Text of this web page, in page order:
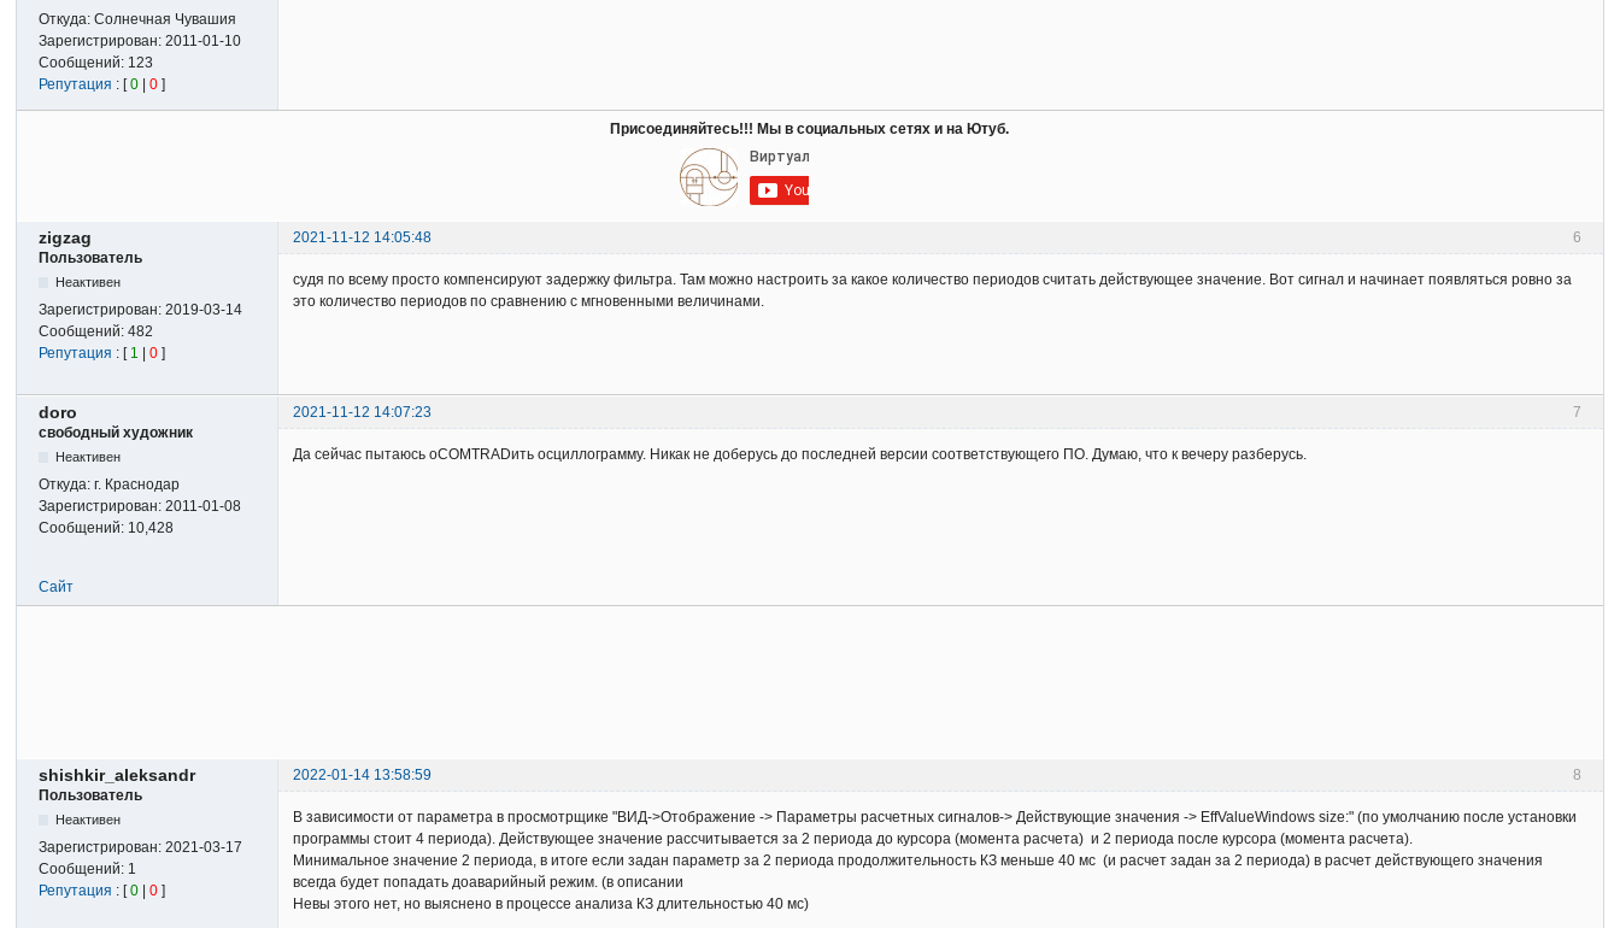
Откуда:Солнечная Чувашия
Зарегистрирован:2011-01-10
Сообщений: 123
Репутация : [0 |0 ]
Присоединяйтесь!!! Мы в социальных сетях и на Ютуб.
6
zigzag
2021-11-12 14:05:48
Пользователь
Неактивен
Зарегистрирован:2019-03-14
Сообщений:482
Репутация : [ 1 |0 ]
судя по всему просто компенсируют задержку фильтра. Там можно настроить за какое количество периодов считать действующее значение. Вот сигнал и начинает появляться ровно за
это количество периодов по сравнению с мгновенными величинами.
7
doro
2021-11-12 14:07:23
свободный художник
Неактивен
Откуда:г. Краснодар
Зарегистрирован:2011-01-08
Сообщений: 10,428
Да сейчас пытаюсь оCOMTRADить осциллограмму. Никак не доберусь до последней версии соответствующего ПО. Думаю, что к вечеру разберусь.
Сайт
8
shishkir_aleksandr
2022-01-14 13:58:59
Пользователь
Неактивен
Зарегистрирован:2021-03-17
Сообщений: 1
Репутация : [0 |0 ]
В зависимости от параметра в просмотрщике "ВИД->Отображение -> Параметры расчетных сигналов-> Действующие значения -> EffValueWindows size:" (по умолчанию после установки
программы стоит 4 периода). Действующее значение рассчитывается за 2 периода до курсора (момента расчета) и 2 периода после курсора (момента расчета).
Минимальное значение 2 периода, в итоге если задан параметр за 2 периода продолжительность КЗ меньше 40 мс (и расчет задан за 2 периода) в расчет действующего значения
всегда будет попадать доаварийный режим. (в описании
Невы этого нет, но выяснено в процессе анализа КЗ длительностью 40 мс)